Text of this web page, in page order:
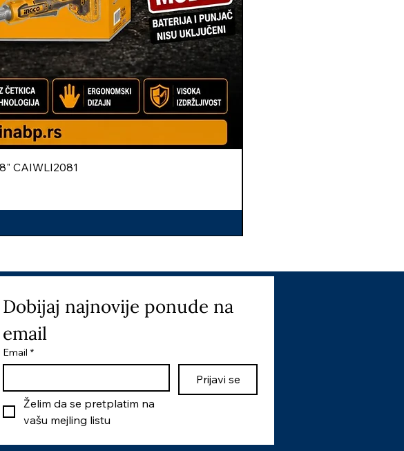
CAIWLI2081
Dobijaj najnovije ponude na
email
Email *
Prijavi se
Želim da se pretplatim na
vašu mejling listu